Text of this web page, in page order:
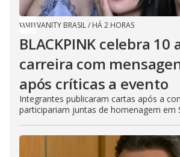
VANITY BRASIL/ HÁ 2 HORAS
BLACKPINK celebra 10
carreira com
após críticas a evento
Integrantes publicaram cartas após a
participariam juntas de homenagem em